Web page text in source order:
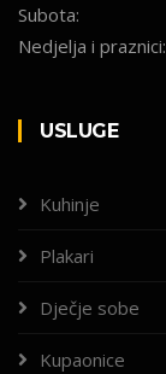
Subota:
Nedjelja i praznici:
USLUGE
Kuhinje
Plakari
Dječje sobe
Kupaonice